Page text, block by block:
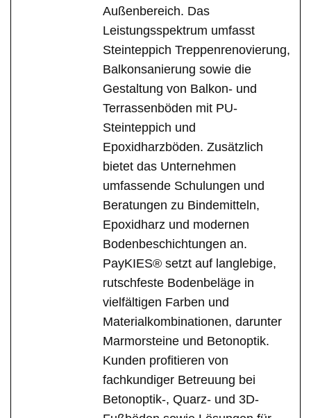
Außenbereich. Das
Leistungsspektrum umfasst
Steinteppich Treppenrenovierung,
Balkonsanierung sowie die
Gestaltung von Balkon- und
Terrassenböden mit PU-
Steinteppich und
Epoxidharzböden. Zusätzlich
bietet das Unternehmen
umfassende Schulungen und
Beratungen zu Bindemitteln,
Epoxidharz und modernen
Bodenbeschichtungen an.
PayKIES® setzt auf langlebige,
rutschfeste Bodenbeläge in
vielfältigen Farben und
Materialkombinationen, darunter
Marmorsteine und Betonoptik.
Kunden profitieren von
fachkundiger Betreuung bei
Betonoptik-, Quarz- und 3D-